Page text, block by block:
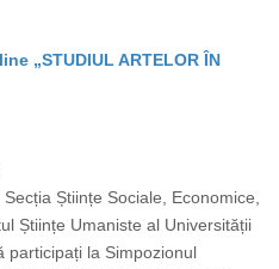
„STUDIUL ARTELOR ÎN
Științe Sociale, Economice,
Științe Umaniste al Universității
participați la Simpozionul